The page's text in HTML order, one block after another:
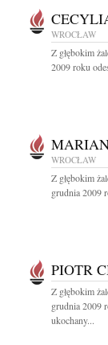
WROCŁAW
Z głębokim
2009 roku
WROCŁAW
Z głębokim
grudnia 2009
PIOTR
Z głębokim
grudnia 2009
ukochany...